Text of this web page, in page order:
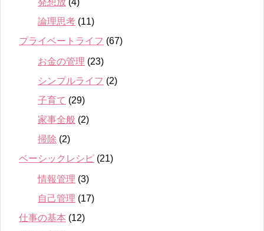
論理思考 (11)
プライベートライフ (67)
お金の管理 (23)
シンプルライフ (2)
子育て (29)
家事全般 (2)
掃除 (2)
ベーシックレシピ (21)
情報管理 (3)
自己管理 (17)
仕事の基本 (12)